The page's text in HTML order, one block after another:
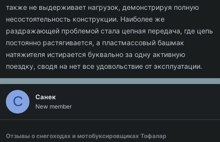
также не выдерживает нагрузок, демонстрируя полную
несостоятельность конструкции. Наиболее же
раздражающей проблемой стала цепная передача, где цепь
постоянно растягивается, а пластмассовый башмак
натяжителя истирается буквально за одну активную
поездку, сводя на нет все удовольствие от эксплуатации.
С Санек
New member
Отзывы о снегоходах и мотобуксировщиках Тофалар